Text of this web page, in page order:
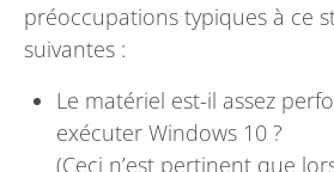
préoccupations typiques à ce
suivantes :
Le matériel est-il assez
exécuter Windows 10 ?
(Ceci n’est pertinent que